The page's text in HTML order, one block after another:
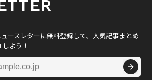
ースレターに無料登録して、人気記事まとめ
よう！